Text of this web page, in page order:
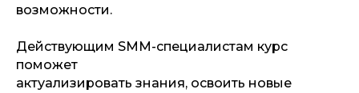
возможности.
Действующим SMM-специалистам курс
поможет
актуализировать знания, освоить новые